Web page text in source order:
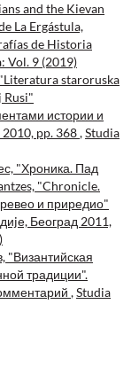
and the Kievan
La Ergástula,
de Historia
Vol. 9 (2019)
staroruska
Rusi"
истории и
2010, pp. 368,Studia
"Хроника. Пад
"Chronicle.
и приредио"
Београд 2011,
"Византийская
традиции".
,Studia